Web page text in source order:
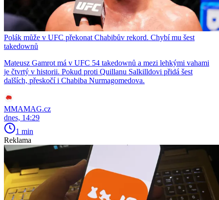
Polák může v UFC překonat Chabibův rekord. Chybí mu šest
takedownů
Mateusz Gamrot má v UFC 54 takedownů a mezi lehkými vahami
je čtvrtý v historii. Pokud proti Quillanu Salkilldovi přidá šest
dalších, přeskočí i Chabiba Nurmagomedova.
MMAMAG.cz
dnes, 14:29
1 min
Reklama